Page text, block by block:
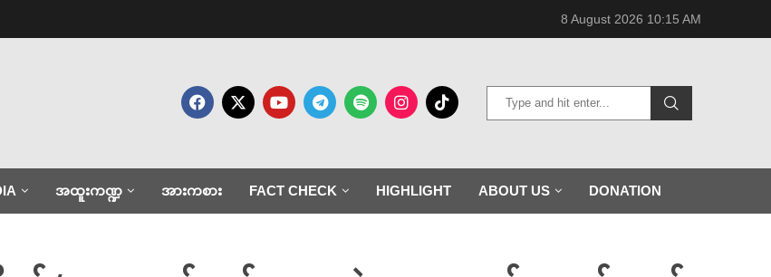
8 August 2026 10:15 AM
အထူးကဏ္ဍ အားကစား FACT CHECK HIGHLIGHT ABOUT US DONATION